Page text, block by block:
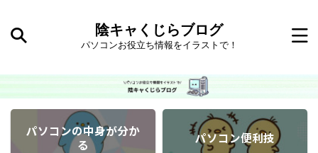
陰キャくじらブログ
パソコンお役立ち情報をイラストで！
パソコンの中身が分か
る
パソコン便利技